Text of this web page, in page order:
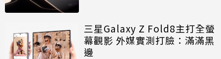
三星Galaxy Z Fold8主打全螢
幕觀影 外媒實測打臉：滿滿黑
邊